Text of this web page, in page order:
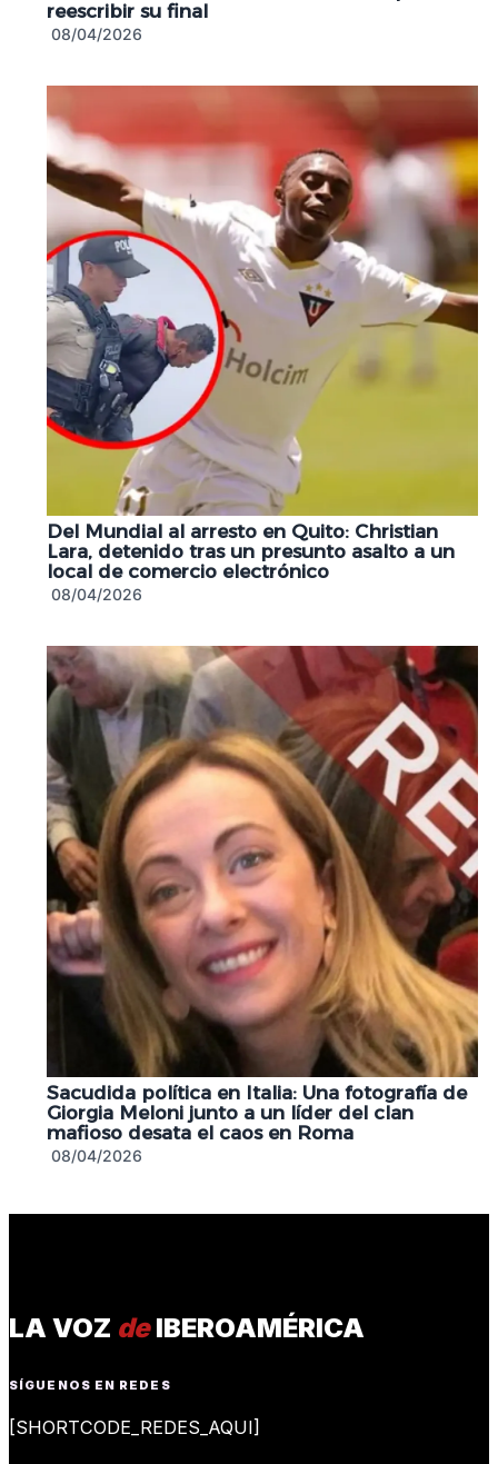
reescribir su final
08/04/2026
Del Mundial al arresto en Quito: Christian
Lara, detenido tras un presunto asalto a un
local de comercio electrónico
08/04/2026
Sacudida política en Italia: Una fotografía de
Giorgia Meloni junto a un líder del clan
mafioso desata el caos en Roma
08/04/2026
LA VOZ deIBEROAMÉRICA
SÍGUENOS EN REDES
[SHORTCODE_REDES_AQUI]